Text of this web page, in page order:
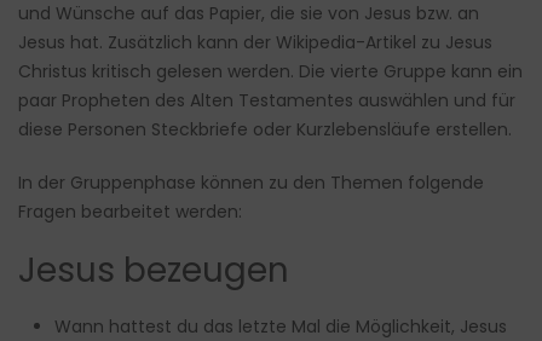
und Wünsche auf das Papier, die sie von Jesus bzw. an
Jesus hat. Zusätzlich kann der Wikipedia-Artikel zu Jesus
Christus kritisch gelesen werden. Die vierte Gruppe kann ein
paar Propheten des Alten Testamentes auswählen und für
diese Personen Steckbriefe oder Kurzlebensläufe erstellen.
In der Gruppenphase können zu den Themen folgende
Fragen bearbeitet werden:
Jesus bezeugen
Wann hattest du das letzte Mal die Möglichkeit, Jesus